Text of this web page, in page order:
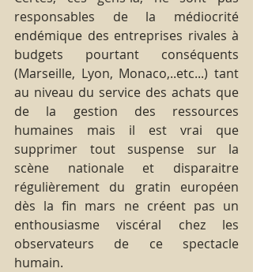
responsables de la médiocrité
endémique des entreprises rivales à
budgets pourtant conséquents
(Marseille, Lyon, Monaco,..etc...) tant
au niveau du service des achats que
de la gestion des ressources
humaines mais il est vrai que
supprimer tout suspense sur la
scène nationale et disparaitre
régulièrement du gratin européen
dès la fin mars ne créent pas un
enthousiasme viscéral chez les
observateurs de ce spectacle
humain.